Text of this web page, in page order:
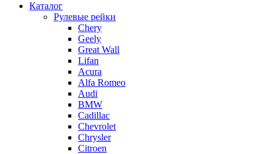
Каталог
Рулевые рейки
Chery
Geely
Great Wall
Lifan
Acura
Alfa Romeo
Audi
BMW
Cadillac
Chevrolet
Chrysler
Citroen